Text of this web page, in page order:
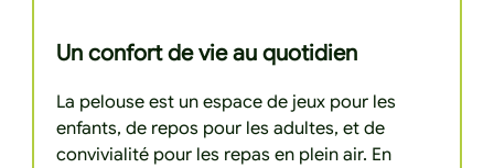
Un confort de vie au quotidien
La pelouse est un espace de jeux pour les
enfants, de repos pour les adultes, et de
convivialité pour les repas en plein air. En